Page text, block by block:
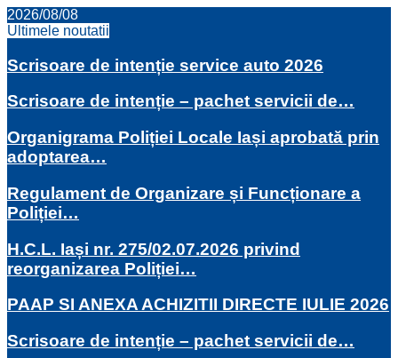
2026/08/08
Ultimele noutatii
Scrisoare de intenție service auto 2026
Scrisoare de intenție – pachet servicii de…
Organigrama Poliției Locale Iași aprobată prin
adoptarea…
Regulament de Organizare și Funcționare a
Poliției…
H.C.L. Iași nr. 275/02.07.2026 privind
reorganizarea Poliției…
PAAP SI ANEXA ACHIZITII DIRECTE IULIE 2026
Scrisoare de intenție – pachet servicii de…